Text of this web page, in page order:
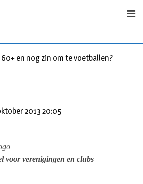
60+ en nog zin om te voetballen? Kom
2013 20:05
voor verenigingen en clubs